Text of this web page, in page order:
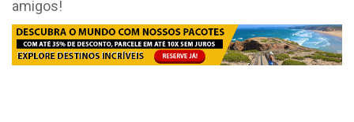
amigos!